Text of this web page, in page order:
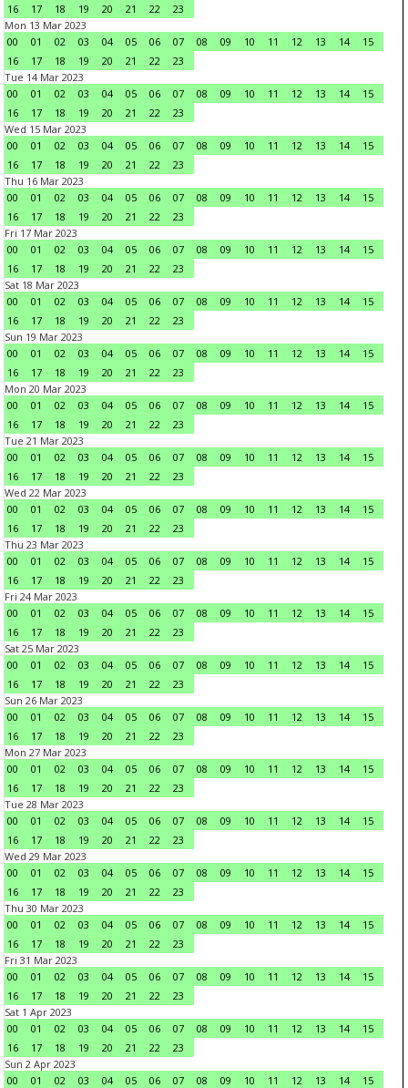
16 17 18 19 20 21 22
23
Mon 13 Mar 2023
00
01 02 03 04 05 06 07 08 09 10 11 12 13 14
15
16
17 18 19 20 21 22
23
Tue 14 Mar 2023
00
01 02 03 04 05 06 07 08 09 10 11 12 13 14
15
16
17 18 19 20 21 22
23
Wed 15 Mar 2023
00
01 02 03 04 05 06 07 08 09 10 11 12 13 14
15
16
17 18 19 20 21 22
23
Thu 16 Mar 2023
00
01 02 03 04 05 06 07 08 09 10 11 12 13 14
15
16
17 18 19 20 21 22
23
Fri 17 Mar 2023
00
01 02 03 04 05 06 07 08 09 10 11 12 13 14
15
16
17 18 19 20 21 22
23
Sat 18 Mar 2023
00
01 02 03 04 05 06 07 08 09 10 11 12 13 14
15
16
17 18 19 20 21 22
23
Sun 19 Mar 2023
00
01 02 03 04 05 06 07 08 09 10 11 12 13 14
15
16
17 18 19 20 21 22
23
Mon 20 Mar 2023
00
01 02 03 04 05 06 07 08 09 10 11 12 13 14
15
16
17 18 19 20 21 22
23
Tue 21 Mar 2023
00
01 02 03 04 05 06 07 08 09 10 11 12 13 14
15
16
17 18 19 20 21 22
23
Wed 22 Mar 2023
00
01 02 03 04 05 06 07 08 09 10 11 12 13 14
15
16
17 18 19 20 21 22
23
Thu 23 Mar 2023
00
01 02 03 04 05 06 07 08 09 10 11 12 13 14
15
16
17 18 19 20 21 22
23
Fri 24 Mar 2023
00
01 02 03 04 05 06 07 08 09 10 11 12 13 14
15
16
17 18 19 20 21 22
23
Sat 25 Mar 2023
00
01 02 03 04 05 06 07 08 09 10 11 12 13 14
15
16
17 18 19 20 21 22
23
Sun 26 Mar 2023
00
01 02 03 04 05 06 07 08 09 10 11 12 13 14
15
16
17 18 19 20 21 22
23
Mon 27 Mar 2023
00
01 02 03 04 05 06 07 08 09 10 11 12 13 14
15
16
17 18 19 20 21 22
23
Tue 28 Mar 2023
00
01 02 03 04 05 06 07 08 09 10 11 12 13 14
15
16
17 18 19 20 21 22
23
Wed 29 Mar 2023
00
01 02 03 04 05 06 07 08 09 10 11 12 13 14
15
16
17 18 19 20 21 22
23
Thu 30 Mar 2023
00
01 02 03 04 05 06 07 08 09 10 11 12 13 14
15
16
17 18 19 20 21 22
23
Fri 31 Mar 2023
00
01 02 03 04 05 06 07 08 09 10 11 12 13 14
15
16
17 18 19 20 21 22
23
Sat 1 Apr 2023
00
01 02 03 04 05 06 07 08 09 10 11 12 13 14
15
16
17 18 19 20 21 22
23
Sun 2 Apr 2023
00
01 02 03 04 05 06 07 08 09 10 11 12 13 14
15